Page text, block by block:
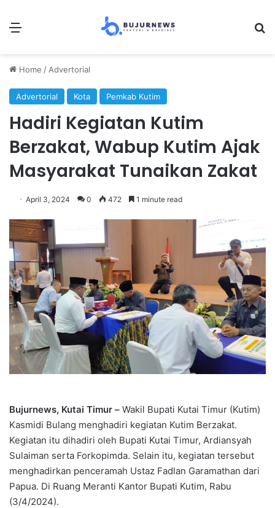
Menu
Home / Advertorial
Advertorial Kota Pemkab Kutim
Hadiri Kegiatan Kutim
Berzakat, Wabup Kutim Ajak
Masyarakat Tunaikan Zakat
April 3, 2024 0 472 1 minute read
Bujurnews, Kutai Timur – Wakil Bupati Kutai Timur (Kutim)
Kasmidi Bulang menghadiri kegiatan Kutim Berzakat.
Kegiatan itu dihadiri oleh Bupati Kutai Timur, Ardiansyah
Sulaiman serta Forkopimda. Selain itu, kegiatan tersebut
menghadirkan penceramah Ustaz Fadlan Garamathan dari
Papua. Di Ruang Meranti Kantor Bupati Kutim, Rabu
(3/4/2024).